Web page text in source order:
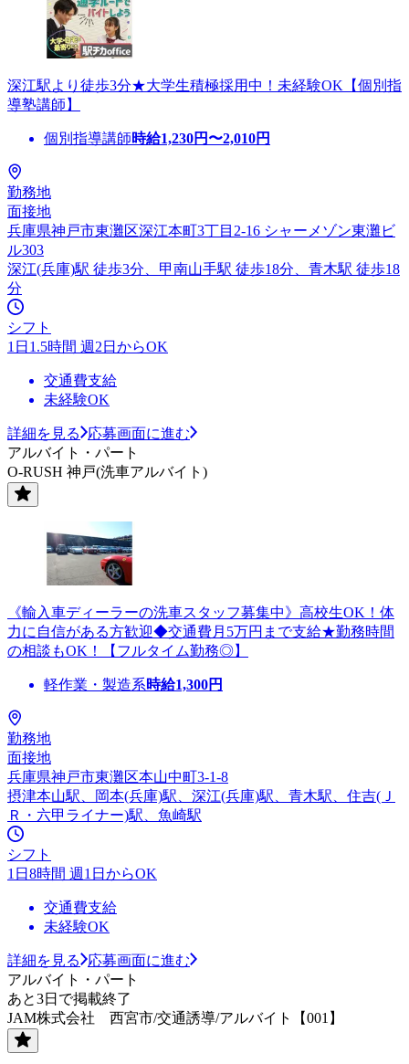
深江駅より徒歩3分★大学生積極採用中！未経験OK【個別指
導塾講師】
個別指導講師時給1,230円〜2,010円
勤務地
面接地
兵庫県神戸市東灘区深江本町3丁目2-16 シャーメゾン東灘ビ
ル303
深江(兵庫)駅 徒歩3分、甲南山手駅 徒歩18分、青木駅 徒歩18
分
シフト
1日1.5時間 週2日からOK
交通費支給
未経験OK
詳細を見る
応募画面に進む
アルバイト・パート
O-RUSH 神戸(洗車アルバイト)
《輸入車ディーラーの洗車スタッフ募集中》高校生OK！体
力に自信がある方歓迎◆交通費月5万円まで支給★勤務時間
の相談もOK！【フルタイム勤務◎】
軽作業・製造系時給1,300円
勤務地
面接地
兵庫県神戸市東灘区本山中町3-1-8
摂津本山駅、岡本(兵庫)駅、深江(兵庫)駅、青木駅、住吉(Ｊ
Ｒ・六甲ライナー)駅、魚崎駅
シフト
1日8時間 週1日からOK
交通費支給
未経験OK
詳細を見る
応募画面に進む
アルバイト・パート
あと3日で掲載終了
JAM株式会社 西宮市/交通誘導/アルバイト【001】